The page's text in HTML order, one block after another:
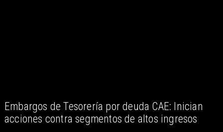
Embargos de Tesorería por deuda CAE: Inician
acciones contra segmentos de altos ingresos